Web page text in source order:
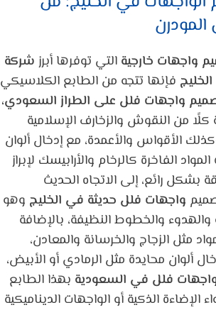
واجهات خارجية التي توفرها أبرز شركة
فإنها تتجه من الطابع الكلاسيكي
واجهات فلل على الطراز السعودي،
من النقوش والزخارف الإسلامية
الأقواس والأعمدة، مع إدخال ألوان
الفاخرة كالرخام والأرابيسك لإبراز
بشكل رائع، إلى الاتجاه الحديث
واجهات فلل حديثة في الخليج وهو
والخطوط النظيفة، بالإضافة
مثل الزجاج والخرسانة والمعادن،
ألوان محايدة مثل الرمادي أو الأبيض،
فلل في السعودية بهذا الطابع
الإضاءة الذكية أو الواجهات الديناميكية